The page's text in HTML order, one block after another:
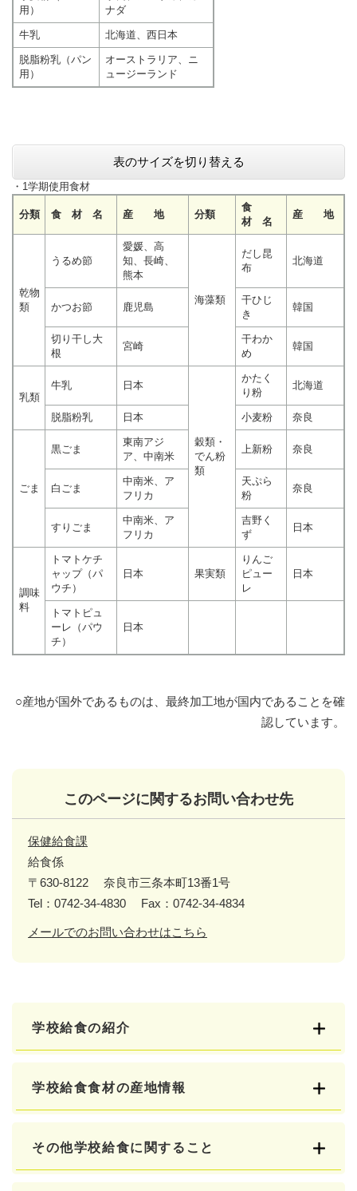
用）
ナダ
牛乳 北海道、西日本
脱脂粉乳（パン
用）
オーストラリア、ニ
ュージーランド
表のサイズを切り替える
・1学期使用食材
分類 食 材 名 産 地 分類
食
材 名
産 地
乾物
類
うるめ節
愛媛、高
知、長崎、
熊本
海藻類
だし昆
布
北海道
かつお節 鹿児島
干ひじ
き
韓国
切り干し大
根
宮崎
干わか
め
韓国
乳類
牛乳 日本
穀類・
でん粉
類
かたく
り粉
北海道
脱脂粉乳 日本 小麦粉 奈良
ごま
黒ごま
東南アジ
ア、中南米
上新粉 奈良
白ごま
中南米、ア
フリカ
天ぷら
粉
奈良
すりごま
中南米、ア
フリカ
吉野く
ず
日本
調味
料
トマトケチ
ャップ（パ
ウチ）
日本 果実類
りんご
ピュー
レ
日本
トマトピュ
ーレ（パウ
チ）
日本
○産地が国外であるものは、最終加工地が国内であることを確
認しています。
このページに関するお問い合わせ先
保健給食課
給食係
〒630-8122
奈良市三条本町13番1号
Tel：0742-34-4830
Fax：0742-34-4834
メールでのお問い合わせはこちら
学校給食の紹介
学校給食食材の産地情報
その他学校給食に関すること